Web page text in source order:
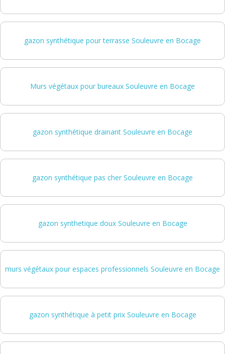
gazon synthétique pour terrasse Souleuvre en Bocage
Murs végétaux pour bureaux Souleuvre en Bocage
gazon synthétique drainant Souleuvre en Bocage
gazon synthétique pas cher Souleuvre en Bocage
gazon synthetique doux Souleuvre en Bocage
murs végétaux pour espaces professionnels Souleuvre en Bocage
gazon synthétique à petit prix Souleuvre en Bocage